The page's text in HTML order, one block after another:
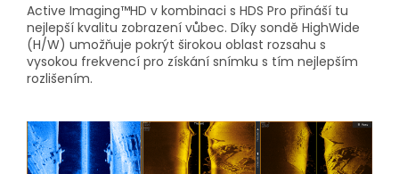
Active Imaging™HD v kombinaci s HDS Pro přináší tu
nejlepší kvalitu zobrazení vůbec. Díky sondě HighWide
(H/W) umožňuje pokrýt širokou oblast rozsahu s
vysokou frekvencí pro získání snímku s tím nejlepším
rozlišením.